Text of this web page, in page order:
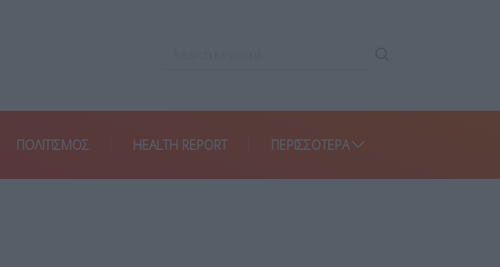
ΠΟΛΙΤΙΣΜΟΣ HEALTH REPORT ΠΕΡΙΣΣΌΤΕΡΑ